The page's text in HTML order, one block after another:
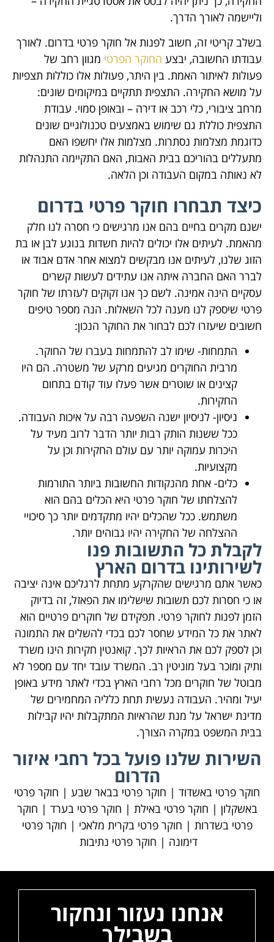
וליישמה לאורך הדרך.
בשלב קריטי זה, חשוב לפנות אל חוקר פרטי בדרום. לאורך
עבודתו החשובה, יבצע החוקר הפרטי מגוון רחב של
פעולות לאיתור האמת. בין היתר, פעולות אלו כוללות תצפיות
על מושא החקירה. התצפית תתקיים במיקומים שונים:
מרחב ציבורי, כלי רכב או דירה – ובאופן סמוי. עבודת
התצפית כוללת גם שימוש באמצעים טכנולוגיים שונים
כדוגמת מצלמות נסתרות. מצלמות אלו יחשפו האם
מתעללים בהוריכם בבית האבות, האם התקיימה התנהלות
לא נאותה במקום העבודה וכן הלאה.
כיצד תבחרו חוקר פרטי בדרום
ישנם מקרים בחיים בהם אנו מרגישים כי חסרה לנו חלק
מהאמת. לעיתים אלו יכולים להיות חשדות בנוגע לבן או בת
הזוג שלנו, לעיתים אנו מבקשים למצוא אחר אדם אבוד או
לברר האם החברה איתה אנו עתידים לעשות קשרים
עסקיים הינה אמינה. לשם כך אנו זקוקים לעזרתו של חוקר
פרטי שיספק לנו מענה לכל השאלות. הנה מספר טיפים
חשובים שיעזרו לכם לבחור את החוקר הנכון:
התמחות- שימו לב להתמחות בעברו של החוקר.
מרבית החוקרים מגיעים מרקע של משטרה. הם היו
קצינים או שוטרים אשר פעלו עוד קודם בתחום
החקירות.
ניסיון- לניסיון ישנה השפעה רבה על איכות העבודה.
ככל ששנות הותק רבות יותר הדבר לרוב מעיד על
היכרות עמוקה יותר עם עולם החקירות וכן על
מקצועיות.
כלים- אחת מהנקודות החשובות ביותר התורמות
להצלחתו של חוקר פרטי היא הכלים בהם הוא
משתמש. ככל שהכלים יהיו מתקדמים יותר כך סיכויי
ההצלחה של החקירה יהיו גבוהים יותר.
לקבלת כל התשובות פנו
לשירותינו בדרום הארץ
כאשר אתם מרגישים שהקרקע מתחת לרגליכם אינה יציבה
או כי חסרות לכם תשובות שישלימו את הפאזל, זה בדיוק
הזמן לפנות לחוקר פרטי. תפקידם של חוקרים פרטיים הוא
לאתר את כל המידע שחסר לכם בכדי להשלים את התמונה
וכן לספק לכם את הראיות לכך. קואנטין חקירות הינו משרד
ותיק ומוכר בעל מוניטין רב. המשרד עובד יחד עם מספר לא
מבוטל של חוקרים מכל רחבי הארץ בכדי לאתר מידע באופן
יעיל ומהיר. העבודה נעשית תחת כלליה המחמירים של
מדינת ישראל על מנת שהראיות המתקבלות יהיו קבילות
בבית המשפט במקרה הצורך.
השירות שלנו פועל בכל רחבי איזור
הדרום
חוקר פרטי באשדוד | חוקר פרטי בבאר שבע | חוקר פרטי
באשקלון | חוקר פרטי באילת | חוקר פרטי בערד | חוקר
פרטי בשדרות | חוקר פרטי בקרית מלאכי | חוקר פרטי
דימונה | חוקר פרטי נתיבות
אנחנו נעזור ונחקור
בשבילך